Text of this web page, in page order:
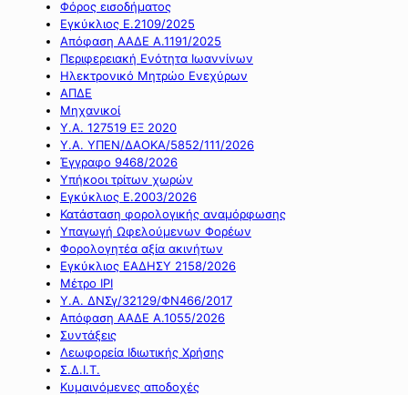
Φόρος εισοδήματος
Εγκύκλιος Ε.2109/2025
Απόφαση ΑΑΔΕ Α.1191/2025
Περιφερειακή Ενότητα Ιωαννίνων
Ηλεκτρονικό Μητρώο Ενεχύρων
ΑΠΔΕ
Μηχανικοί
Υ.Α. 127519 ΕΞ 2020
Υ.Α. ΥΠΕΝ/ΔΑΟΚΑ/5852/111/2026
Έγγραφο 9468/2026
Υπήκοοι τρίτων χωρών
Εγκύκλιος Ε.2003/2026
Κατάσταση φορολογικής αναμόρφωσης
Υπαγωγή Ωφελούμενων Φορέων
Φορολογητέα αξία ακινήτων
Εγκύκλιος ΕΑΔΗΣΥ 2158/2026
Μέτρο IPI
Υ.Α. ΔΝΣγ/32129/ΦΝ466/2017
Απόφαση ΑΑΔΕ Α.1055/2026
Συντάξεις
Λεωφορεία Ιδιωτικής Χρήσης
Σ.Δ.Ι.Τ.
Κυμαινόμενες αποδοχές